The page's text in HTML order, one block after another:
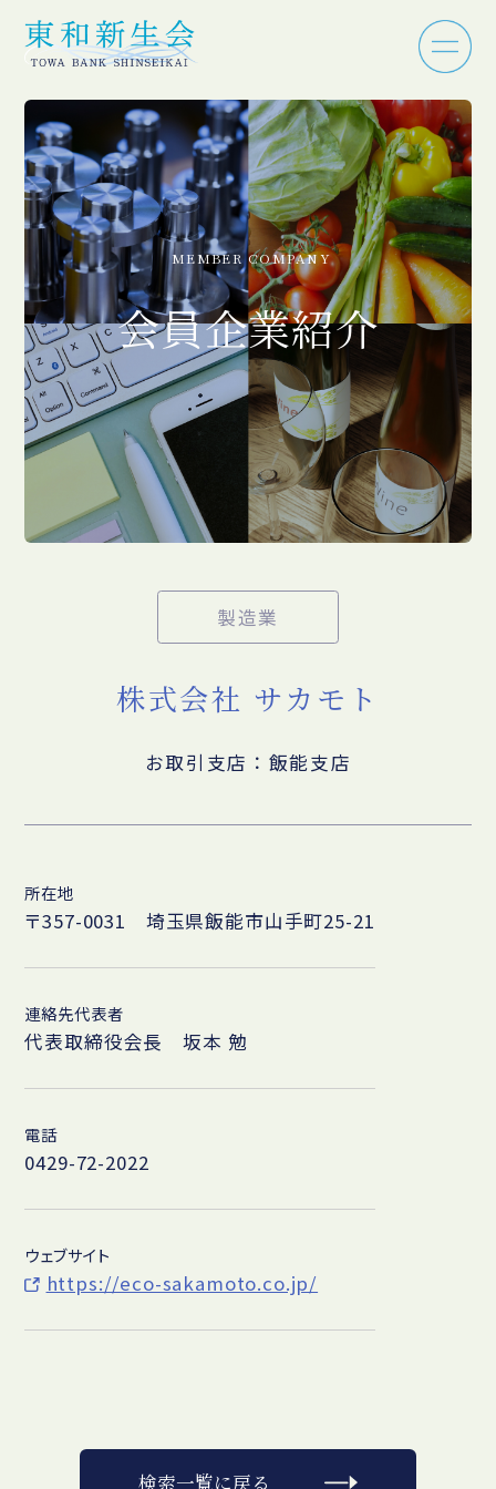
MEMBER COMPANY
会員企業紹介
製造業
株式会社 サカモト
お取引支店：飯能支店
所在地
〒357-0031 埼玉県飯能市山手町25-21
連絡先代表者
代表取締役会長 坂本 勉
電話
0429-72-2022
ウェブサイト
https://eco-sakamoto.co.jp/
検索一覧に戻る